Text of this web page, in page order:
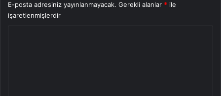
E-posta adresiniz yayınlanmayacak. Gerekli alanlar * ile
işaretlenmişlerdir